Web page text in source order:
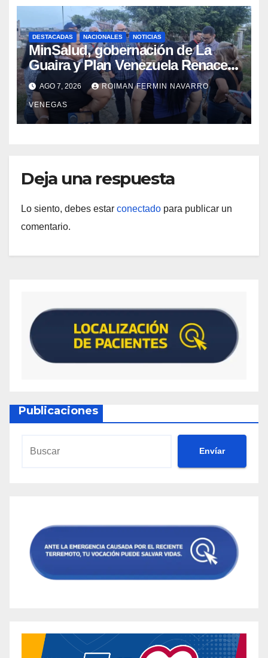
DESTACADAS NACIONALES NOTICIAS
MinSalud, gobernación de La
Guaira y Plan Venezuela Renace
iniciaron la rehabilitación integral
del Centro Psicofamiliar El Niño y
el Mar
AGO 7, 2026 ROIMAN FERMIN NAVARRO
VENEGAS
Deja una respuesta
Lo siento, debes estar conectado para publicar un
comentario.
Publicaciones
Envíar